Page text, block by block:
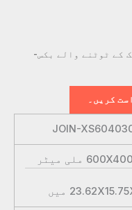
کے ٹوٹنے والے بکس-
کریں۔
JOIN-
ملی میٹر
میں